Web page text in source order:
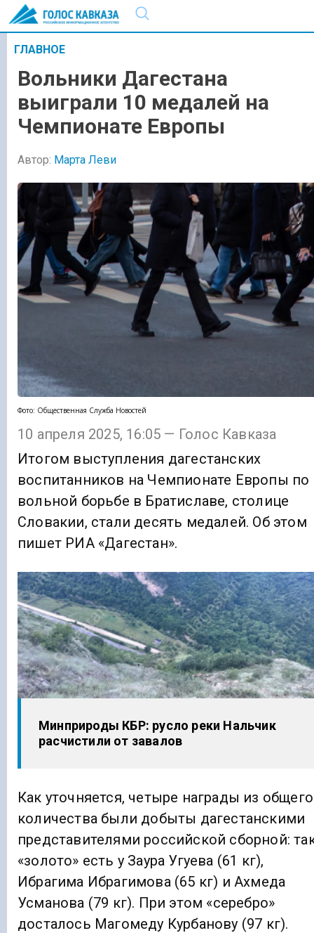
ГЛАВНОЕ
Вольники Дагестана
выиграли 10 медалей на
Чемпионате Европы
Автор: Марта Леви
Фото: Общественная Служба Новостей
10 апреля 2025, 16:05 — Голос Кавказа
Итогом выступления дагестанских
воспитанников на Чемпионате Европы по
вольной борьбе в Братиславе, столице
Словакии, стали десять медалей. Об этом
пишет РИА «Дагестан».
Минприроды КБР: русло реки Нальчик
расчистили от завалов
Как уточняется, четыре награды из общего
количества были добыты дагестанскими
представителями российской сборной:
«золото» есть у Заура Угуева (61 кг),
Ибрагима Ибрагимова (65 кг) и Ахмеда
Усманова (79 кг). При этом «серебро»
досталось Магомеду Курбанову (97 кг).